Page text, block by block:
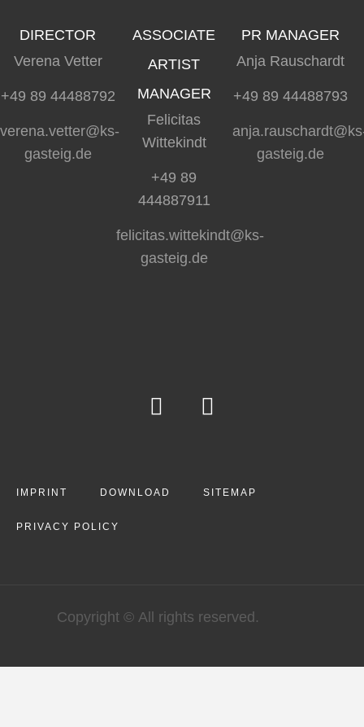
DIRECTOR
Verena Vetter
+49 89 44488792
verena.vetter@ks-
gasteig.de
ASSOCIATE
ARTIST
MANAGER
Felicitas
Wittekindt
+49 89
444887911
felicitas.wittekindt@ks-
gasteig.de
PR MANAGER
Anja Rauschardt
+49 89 44488793
gasteig.de
IMPRINT DOWNLOAD SITEMAP
PRIVACY POLICY
Copyright © All rights reserved.